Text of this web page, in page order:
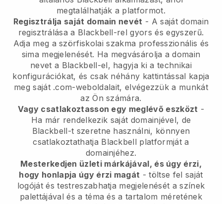
megtalálhatják a platformot.
Regisztrálja saját domain nevét - A saját domain
regisztrálása a Blackbell-rel gyors és egyszerű.
Adja meg a szörfiskolai szakma professzionális és
sima megjelenését. Ha megvásárolja a domain
nevet a Blackbell-el, hagyja ki a technikai
konfigurációkat, és csak néhány kattintással kapja
meg saját .com-weboldalait, elvégezzük a munkát
az Ön számára.
Vagy csatlakoztasson egy meglévő eszközt -
Ha már rendelkezik saját domainjével, de
Blackbell-t szeretne használni, könnyen
csatlakoztathatja Blackbell platformját a
domainjéhez.
Mesterkedjen üzleti márkájával, és úgy érzi,
hogy honlapja úgy érzi magát - töltse fel saját
logóját és testreszabhatja megjelenését a színek
palettájával és a téma és a tartalom méretének